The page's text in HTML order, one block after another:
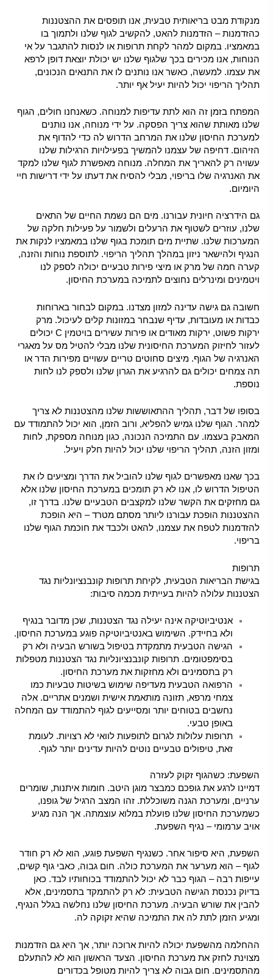
מנקודת מבט בריאותית טבעית, אנו תופסים את ההצטננות
כהזדמנות – הזדמנות להאט, להקשיב לגוף שלנו ולתמוך בו
במאמציו. במקום למהר לקחת תרופות או לנסות להתגבר על אי
הנוחות, אנו מכירים בכך שלגוף שלנו יש יכולת יוצאת דופן לרפא
את עצמו. למעשה, כאשר אנו נותנים לו את התנאים הנכונים,
תהליך הריפוי יכול להיות יעיל אף יותר.
המפתח בזמן זה הוא לתת עדיפות למנוחה. כשאנחנו חולים, הגוף
שלנו מאותת שהוא צריך הפסקה. על ידי מנוחה, אנו נותנים
למערכת החיסון שלנו את המרחב הדרוש לה כדי להדוף את
הזיהום. דחיפה של עצמנו להמשיך בפעילויות הרגילות שלנו
עשויה רק ​​להאריך את המחלה. מנוחה מאפשרת לגוף שלנו למקד
את האנרגיה שלו בריפוי, מבלי להסיח את דעתו על ידי דרישות חיי
היומיום.
גם הידרציה חיונית עבורנו. מים הם נשמת החיים של התאים
שלנו, עוזרים לשטוף את הרעלים ולשמור על פעילות חלקה של
המערכות שלנו. שתיית מים תומכת בגוף שלנו במאמציו לנקות את
הנגיף ולהישאר ניזון במהלך תהליך הריפוי. לתוספת נוחות והזנה,
קערה חמה של מרק או מיצי פירות טבעיים יכולה לספק לנו
ויטמינים ומינרלים נחוצים לתמיכה במערכת החיסון.
חשובה גם גישה עדינה למזון מצדנו. במקום לבחור בארוחות
כבדות או מעובדות, עדיף שנבחר במזונות קלים לעיכול. מרק
ירקות פשוט, ירקות מאודים או פירות עשירים בויטמין C יכולים
לעזור לחיזוק המערכת החיסונית שלנו מבלי להטיל מס על מאגרי
האנרגיה של הגוף. מיצים סחוטים טריים עשויים מפירות הדר או
תה צמחים יכולים גם להרגיע את הגרון שלנו ולספק לנו לחות
נוספת.
בסופו של דבר, תהליך ההתאוששות שלנו מהצטננות לא צריך
למהר. הגוף שלנו גמיש להפליא, ורוב הזמן, הוא יכול להתמודד עם
המאבק בעצמו. עם התמיכה הנכונה, כגון מנוחה מספקת, לחות
ומזון הזנה, תהליך הריפוי שלנו יכול להיות חלק ויעיל.
בכך שאנו מאפשרים לגוף שלנו להוביל את הדרך ומציעים לו את
הטיפול הדרוש לו, אנו לא רק תומכים במערכת החיסון שלנו אלא
גם מחזקים את הקשר שלנו למקצבים הטבעיים שלנו. בדרך זו,
ההצטננות הופכת עבורנו ליותר מסתם מטרד – היא הופכת
להזדמנות לטפח את עצמנו, להאט ולכבד את חוכמת הגוף שלנו
בריפוי.
תרופות
בגישת הבריאות הטבעית, לקיחת תרופות קונבנציונליות נגד
הצטננות עלולה להיות בעייתית מכמה סיבות:
אנטיביוטיקה אינה יעילה נגד הצטננות, שכן מדובר בנגיף
ולא בחיידק. השימוש באנטיביוטיקה פוגע במערכת החיסון.
הגישה הטבעית מתמקדת בטיפול בשורש הבעיה ולא רק
בסימפטומים. תרופות קונבנציונליות נגד הצטננות מטפלות
רק בתסמינים ולא מחזקות את מערכת החיסון.
הרפואה הטבעית מעדיפה שימוש בשיטות טבעיות כמו
צמחי מרפא, תזונה מותאמת אישית ושמנים אתריים. אלה
נחשבים בטוחים יותר ומסייעים לגוף להתמודד עם המחלה
באופן טבעי.
תרופות עלולות לגרום לתופעות לוואי לא רצויות. לעומת
זאת, טיפולים טבעיים נוטים להיות עדינים יותר לגוף.
השפעת: כשהגוף זקוק לעזרה
דמיינו לרגע את גופכם כמבצר מוגן היטב. חומות איתנות, שומרים
ערניים, ומערכת הגנה משוכללת. זהו המצב הרגיל של גופנו,
כשמערכת החיסון שלנו פועלת במלוא עוצמתה. אך הנה מגיע
אויב ערמומי – נגיף השפעת.
השפעת, היא סיפור אחר. כשנגיף השפעת פוגע, הוא לא רק חודר
לגוף – הוא מערער את המערכת כולה. חום גבוה, כאבי גוף קשים,
עייפות רבה – הגוף כבר לא יכול להתמודד בכוחותיו לבד. כאן
בדיוק נכנסת הגישה הטבעית: לא רק להתמקד בתסמינים, אלא
להבין את שורש הבעיה. מערכת החיסון שלנו נחלשה בגלל הנגיף,
ומגיע הזמן לתת לה את התמיכה שהיא זקוקה לה.
ההחלמה מהשפעת יכולה להיות ארוכה יותר, אך היא גם הזדמנות
מצוינת לחזק את מערכת החיסון. הצעד הראשון הוא לא להתעלם
מהתסמינים. חום גבוה לא צריך להיות מטופל בכדורים